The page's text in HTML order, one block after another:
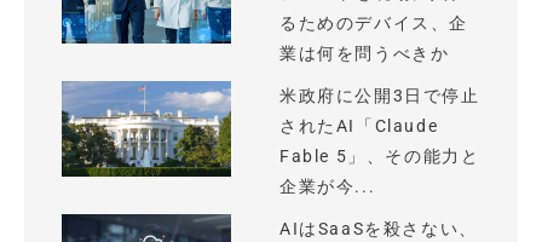
るためのデバイス、企
業は何を問うべきか
米政府に公開3日で停止
されたAI「Claude
Fable 5」、その能力と
企業が今...
AIはSaaSを殺さない、